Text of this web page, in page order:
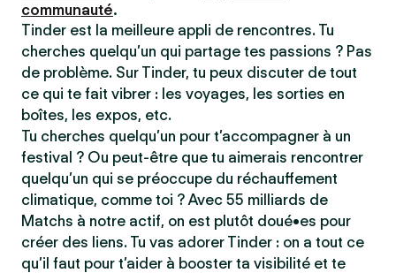
communauté.
Tinder est la meilleure appli de rencontres. Tu
cherches quelqu’un qui partage tes passions ? Pas
de problème. Sur Tinder, tu peux discuter de tout
ce qui te fait vibrer : les voyages, les sorties en
boîtes, les expos, etc.
Tu cherches quelqu’un pour t’accompagner à un
festival ? Ou peut-être que tu aimerais rencontrer
quelqu’un qui se préoccupe du réchauffement
climatique, comme toi ? Avec 55 milliards de
Matchs à notre actif, on est plutôt doué•es pour
créer des liens. Tu vas adorer Tinder : on a tout ce
qu’il faut pour t’aider à booster ta visibilité et te